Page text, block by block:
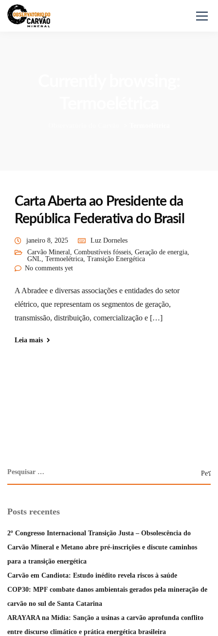
Carta Aberta ao Presidente da
República Federativa do Brasil
janeiro 8, 2025
Luz Dorneles
Carvão Mineral, Combustíveis fósseis, Geração de energia,
GNL, Termoelétrica, Transição Energética
No comments yet
A Abradee e diversas associações e entidades do setor
elétrico, que representam os segmentos de geração,
transmissão, distribuição, comercialização e […]
Leia mais
Posts recentes
2º Congresso Internacional Transição Justa – Obsolescência do
Carvão Mineral e Metano abre pré-inscrições e discute caminhos
para a transição energética
Carvão em Candiota: Estudo inédito revela riscos à saúde
COP30: MPF combate danos ambientais gerados pela mineração de
carvão no sul de Santa Catarina
ARAYARA na Mídia: Sanção a usinas a carvão aprofunda conflito
entre discurso climático e prática energética brasileira